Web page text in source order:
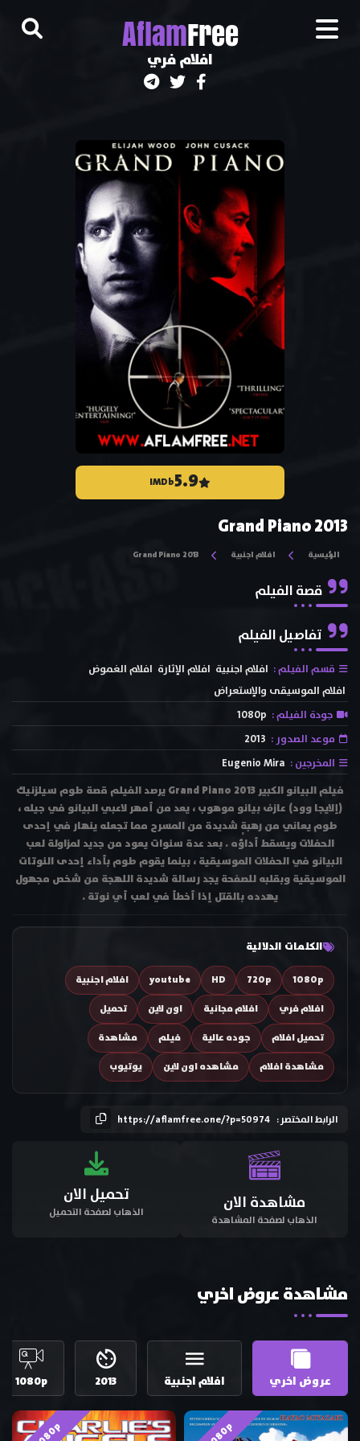
AflamFree
افلام فري
5.9
IMDb
Grand Piano 2013
الرئيسية افلام اجنبية Grand Piano 2013
قصة الفيلم
تفاصيل الفيلم
قسم الفيلم : افلام اجنبية افلام الإثارة افلام الغموض
افلام الموسيقى والإستعراض
جودة الفيلم : 1080p
موعد الصدور : 2013
المخرجين : Eugenio Mira
فيلم البيانو الكبير Grand Piano 2013 يرصد الفيلم قصة طوم سيلزنيك
(إلايجا وود) عازف بيانو موهوب ، يعد من أمهر لاعبي البيانو في جيله ،
طوم يعاني من رهبةٍ شديدة من المسرح مما تجعله ينهار في إحدى
الحفلات ويسقط أداؤه . بعد عدة سنوات يعود من جديد لمزاولة لعب
البيانو في الحفلات الموسيقية ، بينما يقوم طوم بأداء إحدى النوتات
الموسيقية وبقلبه للصفحة يجد رسالة شديدة اللهجة من شخص مجهول
يهدده بالقتل إذا أخطأ في لعب أي نوتة .
الكلمات الدلالية
1080p
720p
HD
youtube
افلام اجنبية
افلام فري
افلام مجانية اون لاين
تحميل
تحميل افلام
جوده عالية فيلم
مشاهدة
مشاهدة افلام
مشاهده اون لاين يوتيوب
الرابط المختصر : https://aflamfree.one/?p=50974
مشاهدة الان
الذهاب لصفحة المشاهدة
تحميل الان
الذهاب لصفحة التحميل
مشاهدة عروض اخري
عروض اخري افلام اجنبية 2013
1080p